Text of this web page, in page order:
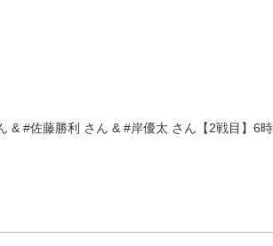
#佐藤勝利 さん & #岸優太 さん【2戦目】6